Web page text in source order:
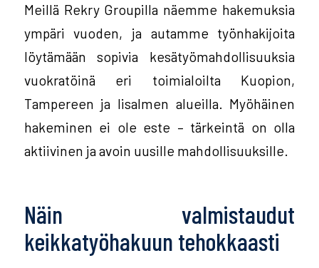
Meillä Rekry Groupilla näemme hakemuksia
ympäri vuoden, ja autamme työnhakijoita
löytämään sopivia kesätyömahdollisuuksia
vuokratöinä eri toimialoilta Kuopion,
Tampereen ja Iisalmen alueilla. Myöhäinen
hakeminen ei ole este – tärkeintä on olla
aktiivinen ja avoin uusille mahdollisuuksille.
Näin valmistaudut
keikkatyöhakuun tehokkaasti